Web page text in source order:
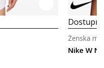
Nike W
Ženska